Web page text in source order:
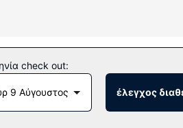
όπως εσωτερική πισίνα
και χώρο για πικνίκ.
Σερβίρεται δωρεάν
check out:
9 Αύγουστος έλεγχος